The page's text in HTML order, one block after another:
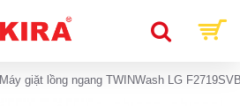
Máy giặt lồng ngang TWINWash LG